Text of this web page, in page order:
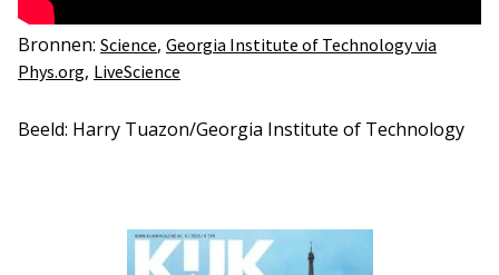
Bronnen: Science, Georgia Institute of Technology via
Phys.org, LiveScience
Beeld: Harry Tuazon/Georgia Institute of Technology